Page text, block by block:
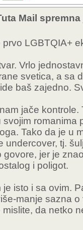
Mail
prvo LGBTQIA+
Vrlo
svetica, a sa
baš zajedno.
jače
svojim romanima
Tako da je u
undercover, tj.
govore, jer je
i poligot.
je isto i sa ovim.
manje sazna o
mislite, da netko